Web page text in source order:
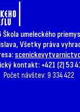
umeleckého
Všetky práva
kontakt: +421 (2) 53
Počet návštev: 9 334 422